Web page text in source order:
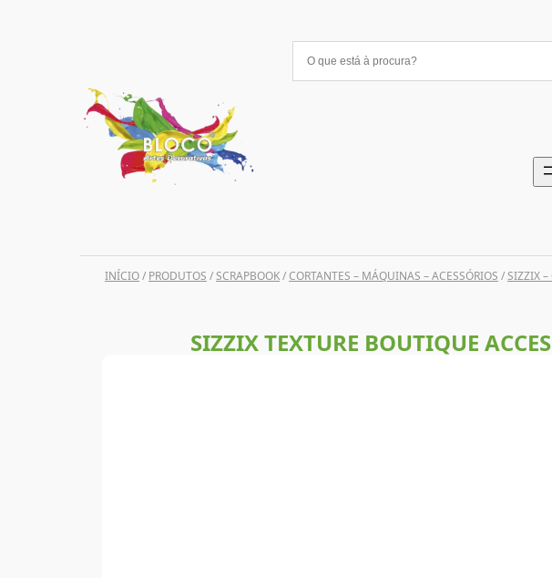
INÍCIO/ PRODUTOS /SCRAPBOOK/CORTANTES – MÁQUINAS – ACESSÓRIOS /SIZZIX –
SIZZIX TEXTURE BOUTIQUE